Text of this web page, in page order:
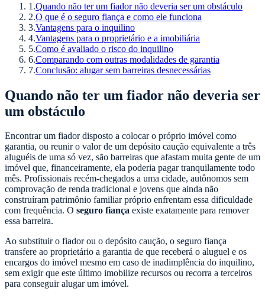
1 .Quando não ter um fiador não deveria ser um obstáculo
2.O que é o seguro fiança e como ele funciona
3.Vantagens para o inquilino
4.Vantagens para o proprietário e a imobiliária
5.Como é avaliado o risco do inquilino
6.Comparando com outras modalidades de garantia
7.Conclusão: alugar sem barreiras desnecessárias
Quando não ter um fiador não deveria ser
um obstáculo
Encontrar um fiador disposto a colocar o próprio imóvel como
garantia, ou reunir o valor de um depósito caução equivalente a três
aluguéis de uma só vez, são barreiras que afastam muita gente de um
imóvel que, financeiramente, ela poderia pagar tranquilamente todo
mês. Profissionais recém-chegados a uma cidade, autônomos sem
comprovação de renda tradicional e jovens que ainda não
construíram patrimônio familiar próprio enfrentam essa dificuldade
com frequência. O seguro fiança existe exatamente para remover
essa barreira.
Ao substituir o fiador ou o depósito caução, o seguro fiança
transfere ao proprietário a garantia de que receberá o aluguel e os
encargos do imóvel mesmo em caso de inadimplência do inquilino,
sem exigir que este último imobilize recursos ou recorra a terceiros
para conseguir alugar um imóvel.